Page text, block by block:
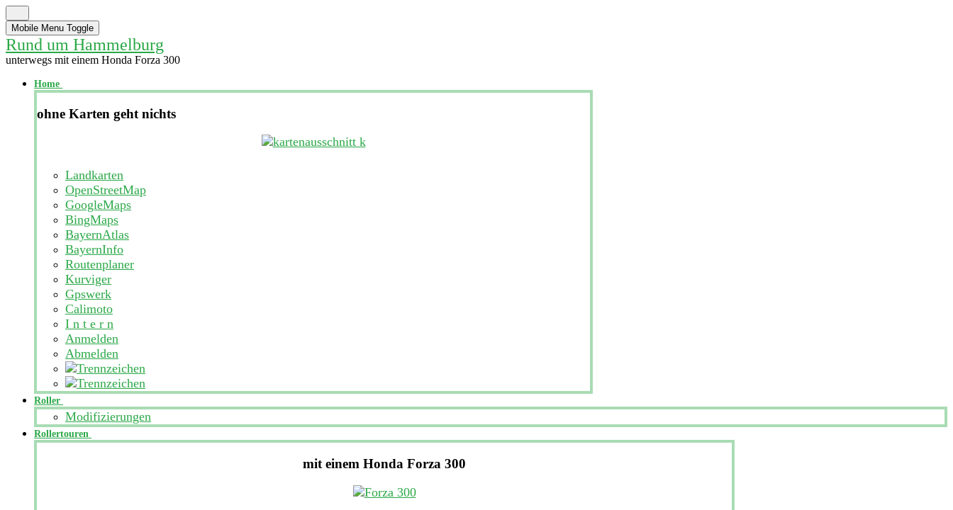
Mobile Menu Toggle
Rund um Hammelburg
unterwegs mit einem Honda Forza 300
Home
ohne Karten geht nichts
Landkarten
OpenStreetMap
GoogleMaps
BingMaps
BayernAtlas
BayernInfo
Routenplaner
Kurviger
Gpswerk
Calimoto
I n t e r n
Anmelden
Abmelden
Roller
Modifizierungen
Rollertouren
mit einem Honda Forza 300